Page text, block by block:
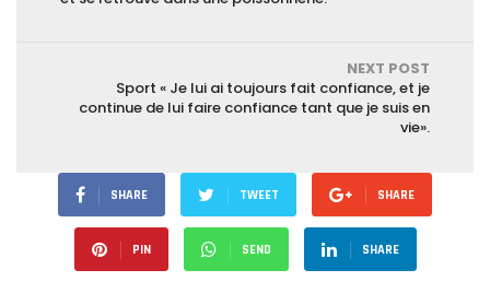
NEXT POST
Sport « Je lui ai toujours fait confiance, et je
continue de lui faire confiance tant que je suis en
vie».
SHARE TWEET SHARE
PIN SEND SHARE